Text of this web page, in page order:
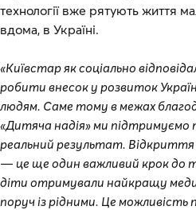
технології вже рятують життя
вдома, в Україні.
«Київстар як соціально
робити внесок у розвиток
людям. Саме тому в межах
«Дитяча надія» ми
реальний результат. Відкриття
— це ще один важливий крок до
діти отримували найкращу
поруч із рідними. Це